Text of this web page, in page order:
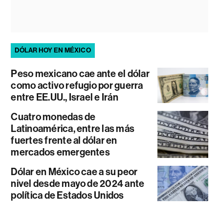
DÓLAR HOY EN MÉXICO
Peso mexicano cae ante el dólar
como activo refugio por guerra
entre EE.UU., Israel e Irán
Cuatro monedas de
Latinoamérica, entre las más
fuertes frente al dólar en
mercados emergentes
Dólar en México cae a su peor
nivel desde mayo de 2024 ante
política de Estados Unidos